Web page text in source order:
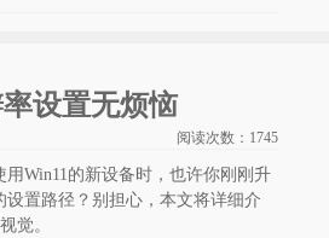
设置无烦恼
阅读次数： 1745
Win11的新设备时，也许你刚刚升
置路径？别担心，本文将详细介
觉。